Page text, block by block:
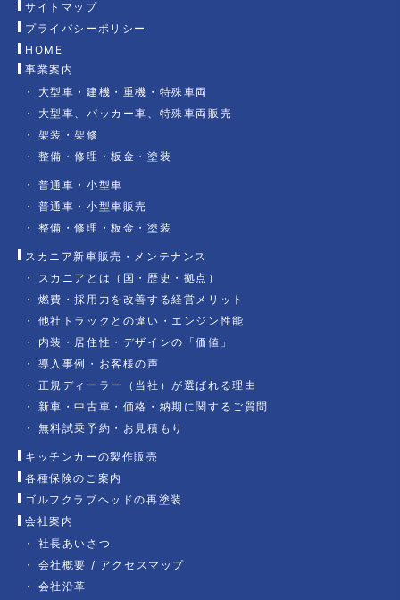
HOME
事業案内
大型車・建機・重機・特殊車両
大型車、パッカー車、特殊車両販売
架装・架修
整備・修理・板金・塗装
普通車・小型車
普通車・小型車販売
整備・修理・板金・塗装
スカニア新車販売・メンテナンス
スカニアとは（国・歴史・拠点）
燃費・採用力を改善する経営メリット
他社トラックとの違い・エンジン性能
内装・居住性・デザインの「価値」
導入事例・お客様の声
正規ディーラー（当社）が選ばれる理由
新車・中古車・価格・納期に関するご質問
無料試乗予約・お見積もり
キッチンカーの製作販売
各種保険のご案内
ゴルフクラブヘッドの再塗装
会社案内
社長あいさつ
会社概要 / アクセスマップ
会社沿革
サイトマップ
プライバシーポリシー